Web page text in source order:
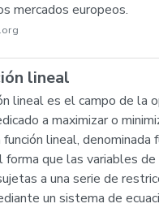
mercados europeos.
lineal
lineal es el campo de la
a maximizar o
lineal, denominada
que las variables de
a una serie de
un sistema de